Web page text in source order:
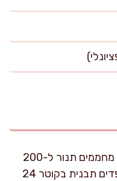
מחממים תנור ל-200
מעלות (חום עליון ותחתון). מרפדים תבנית בקוטר 24